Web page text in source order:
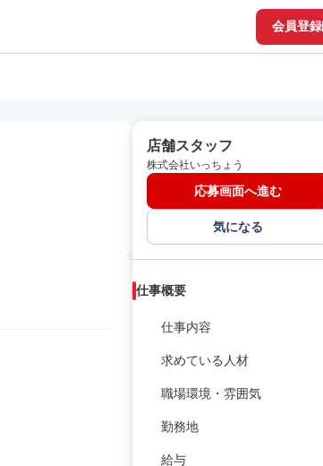
会員登録
店舗スタッフ
株式会社いっちょう
応募画面へ進む
気になる
仕事概要
仕事内容
求めている人材
職場環境・雰囲気
勤務地
給与